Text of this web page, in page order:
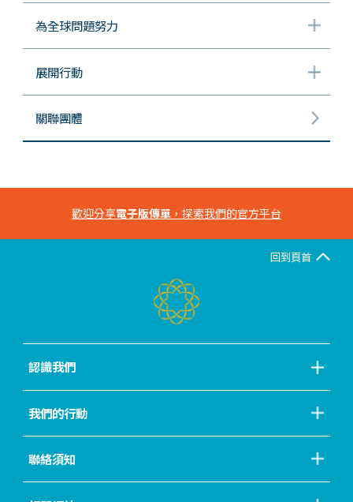
為全球問題努力
展開行動
關聯團體
歡迎分享電子版傳單 ，探索我們的官方平台
回到頁首
認識我們
我們的行動
聯絡須知